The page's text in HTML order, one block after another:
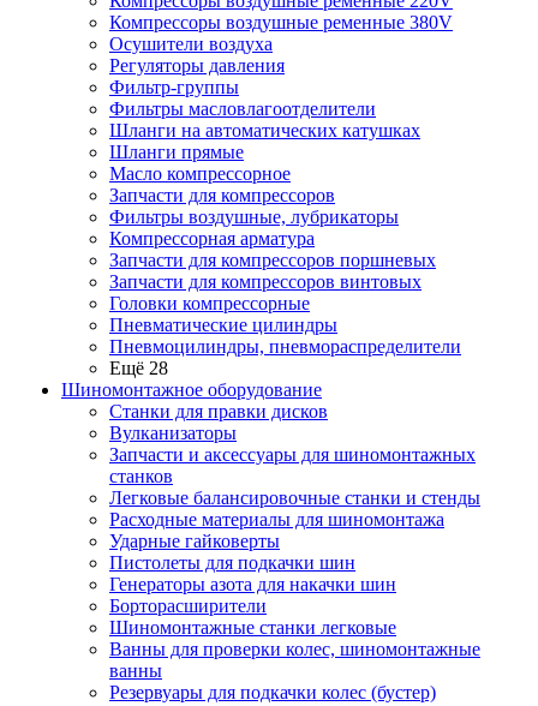
Компрессоры воздушные ременные 380V
Осушители воздуха
Регуляторы давления
Фильтр-группы
Фильтры масловлагоотделители
Шланги на автоматических катушках
Шланги прямые
Масло компрессорное
Запчасти для компрессоров
Фильтры воздушные, лубрикаторы
Компрессорная арматура
Запчасти для компрессоров поршневых
Запчасти для компрессоров винтовых
Головки компрессорные
Пневматические цилиндры
Пневмоцилиндры, пневмораспределители
Ещё 28
Шиномонтажное оборудование
Станки для правки дисков
Вулканизаторы
Запчасти и аксессуары для шиномонтажных
станков
Легковые балансировочные станки и стенды
Расходные материалы для шиномонтажа
Ударные гайковерты
Пистолеты для подкачки шин
Генераторы азота для накачки шин
Борторасширители
Шиномонтажные станки легковые
Ванны для проверки колес, шиномонтажные
ванны
Резервуары для подкачки колес (бустер)